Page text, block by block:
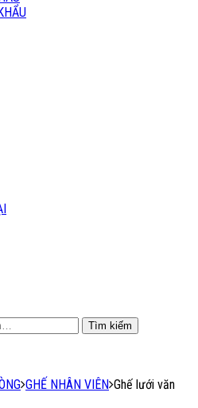
Tìm kiếm
GHẾ NHÂN VIÊN Ghế lưới văn